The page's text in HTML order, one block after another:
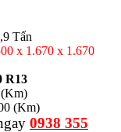
Tấn
x 1.670 x 1.670
R13
(Km)
0938 355